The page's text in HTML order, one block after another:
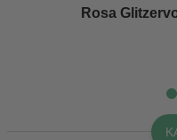
Rosa